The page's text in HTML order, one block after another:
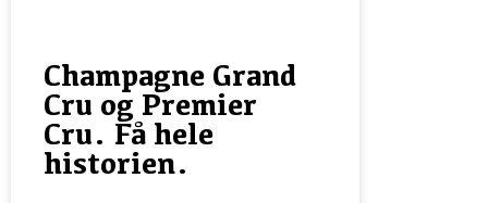
Champagne Grand
Cru og Premier
Cru. Få hele
historien.